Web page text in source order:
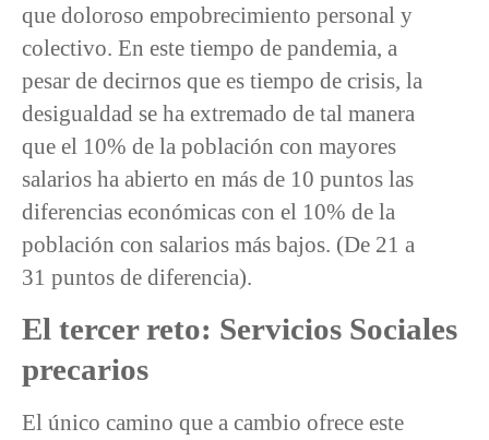
que doloroso empobrecimiento personal y
colectivo. En este tiempo de pandemia, a
pesar de decirnos que es tiempo de crisis, la
desigualdad se ha extremado de tal manera
que el 10% de la población con mayores
salarios ha abierto en más de 10 puntos las
diferencias económicas con el 10% de la
población con salarios más bajos. (De 21 a
31 puntos de diferencia).
El tercer reto: Servicios Sociales
precarios
El único camino que a cambio ofrece este